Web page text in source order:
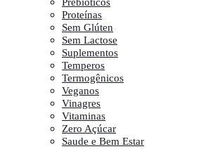
Proteínas
Sem Glúten
Sem Lactose
Suplementos
Temperos
Termogênicos
Veganos
Vinagres
Vitaminas
Zero Açúcar
Saude e Bem Estar